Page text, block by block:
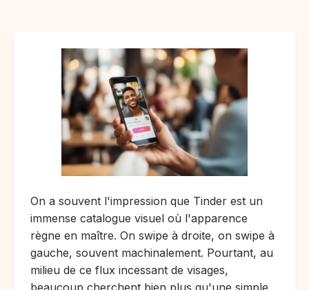
On a souvent l'impression que Tinder est un
immense catalogue visuel où l'apparence
règne en maître. On swipe à droite, on swipe à
gauche, souvent machinalement. Pourtant, au
milieu de ce flux incessant de visages,
beaucoup cherchent bien plus qu'une simple